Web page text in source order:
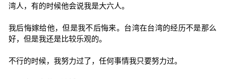
湾人，有的时候他会说我是大六人。
我后悔嫁给他，但是我不后悔来。台湾在台湾的经历不是那么
好，但是我还是比较乐观的。
不行的时候，我努力过了，任何事情我只要努力过。